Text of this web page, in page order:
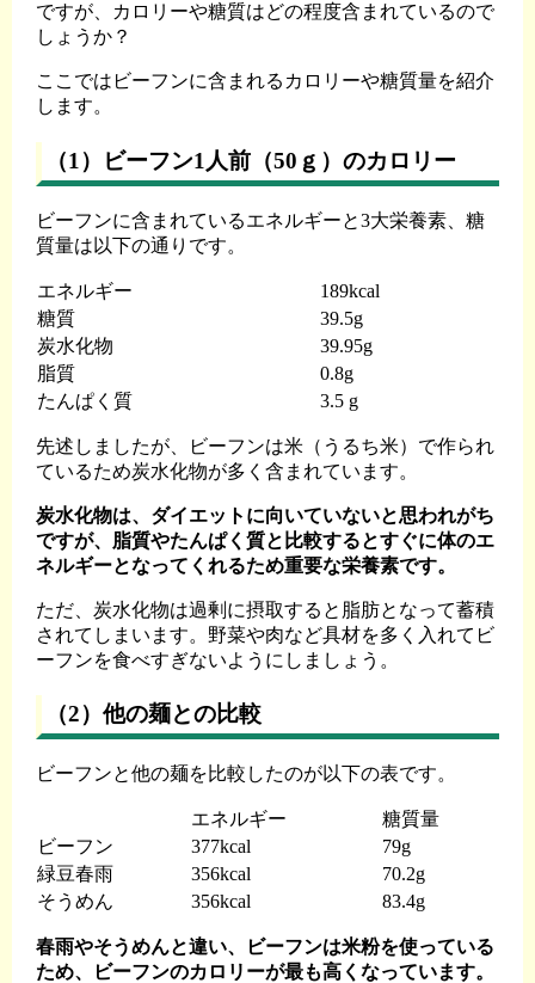
ですが、カロリーや糖質はどの程度含まれているので
しょうか？
ここではビーフンに含まれるカロリーや糖質量を紹介
します。
（1）ビーフン1人前（50ｇ）のカロリー
ビーフンに含まれているエネルギーと3大栄養素、糖
質量は以下の通りです。
エネルギー
189kcal
糖質
39.5g
炭水化物
39.95g
脂質
0.8g
たんぱく質
3.5 g
先述しましたが、ビーフンは米（うるち米）で作られ
ているため炭水化物が多く含まれています。
炭水化物は、ダイエットに向いていないと思われがち
ですが、脂質やたんぱく質と比較するとすぐに体のエ
ネルギーとなってくれるため重要な栄養素です。
ただ、炭水化物は過剰に摂取すると脂肪となって蓄積
されてしまいます。野菜や肉など具材を多く入れてビ
ーフンを食べすぎないようにしましょう。
（2）他の麺との比較
ビーフンと他の麺を比較したのが以下の表です。
エネルギー
糖質量
ビーフン
377kcal
79g
緑豆春雨
356kcal
70.2g
そうめん
356kcal 83.4g
春雨やそうめんと違い、ビーフンは米粉を使っている
ため、ビーフンのカロリーが最も高くなっています。